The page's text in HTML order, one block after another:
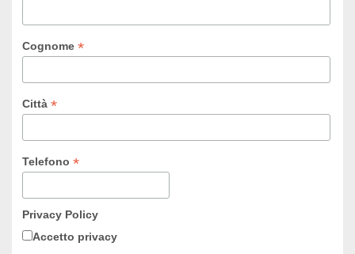
Cognome *
Città *
Telefono *
Privacy Policy
Accetto privacy